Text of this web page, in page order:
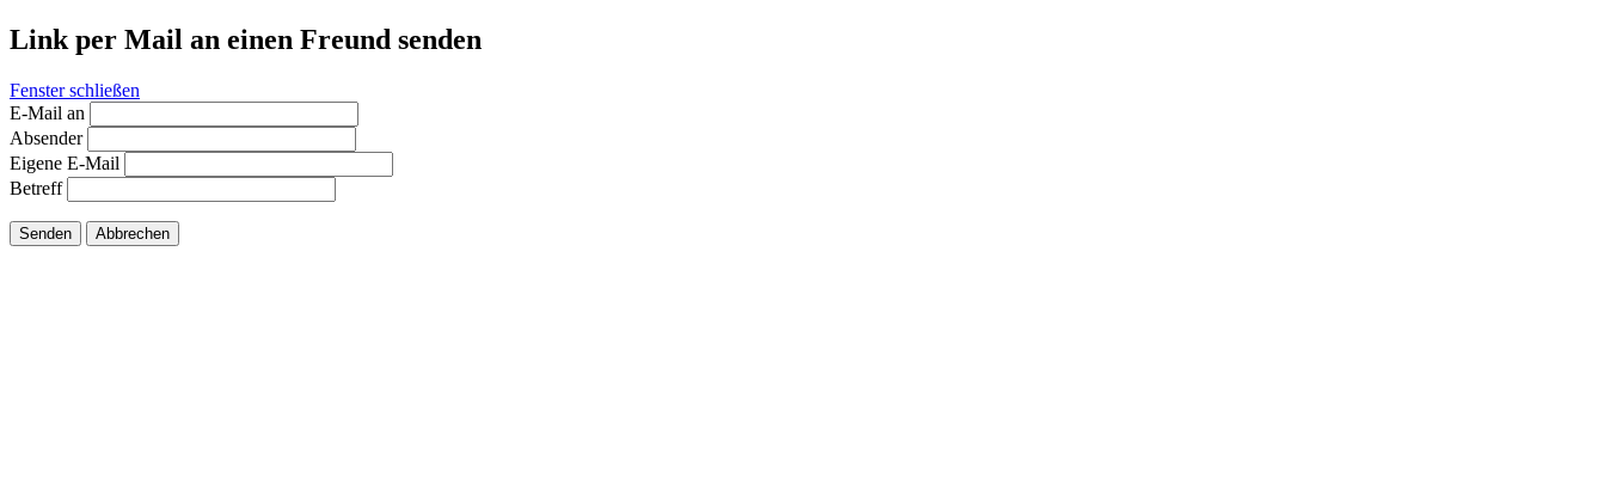
Link per Mail an einen Freund senden
Fenster schließen
E-Mail an
Absender
Eigene E-Mail
Betreff
Senden Abbrechen